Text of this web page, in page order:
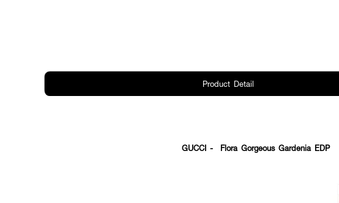
Product Detail
GUCCI - Flora Gorgeous Gardenia EDP